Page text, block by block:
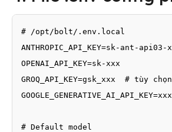
# /opt/bolt/.env.local
ANTHROPIC_API_KEY=sk-ant-api03-
OPENAI_API_KEY=sk-xxx
GROQ_API_KEY=gsk_xxx  # tùy
# Default model